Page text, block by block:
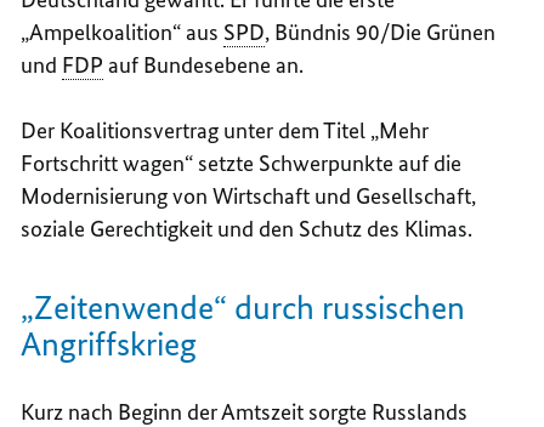
„Ampelkoalition“ aus SPD, Bündnis 90/Die Grünen
und FDP auf Bundesebene an.
Der Koalitionsvertrag unter dem Titel „Mehr
Fortschritt wagen“ setzte Schwerpunkte auf die
Modernisierung von Wirtschaft und Gesellschaft,
soziale Gerechtigkeit und den Schutz des Klimas.
„Zeitenwende“ durch russischen
Angriffskrieg
Kurz nach Beginn der Amtszeit sorgte Russlands